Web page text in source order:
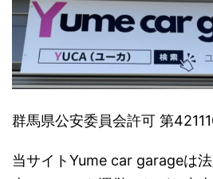
群馬県公安委員会許可 第
当サイトYume car garageは法